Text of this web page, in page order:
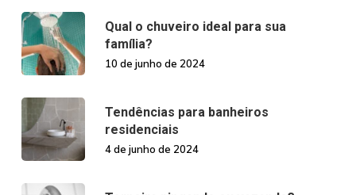
Qual o chuveiro ideal para sua
família?
10 de junho de 2024
Tendências para banheiros
residenciais
4 de junho de 2024